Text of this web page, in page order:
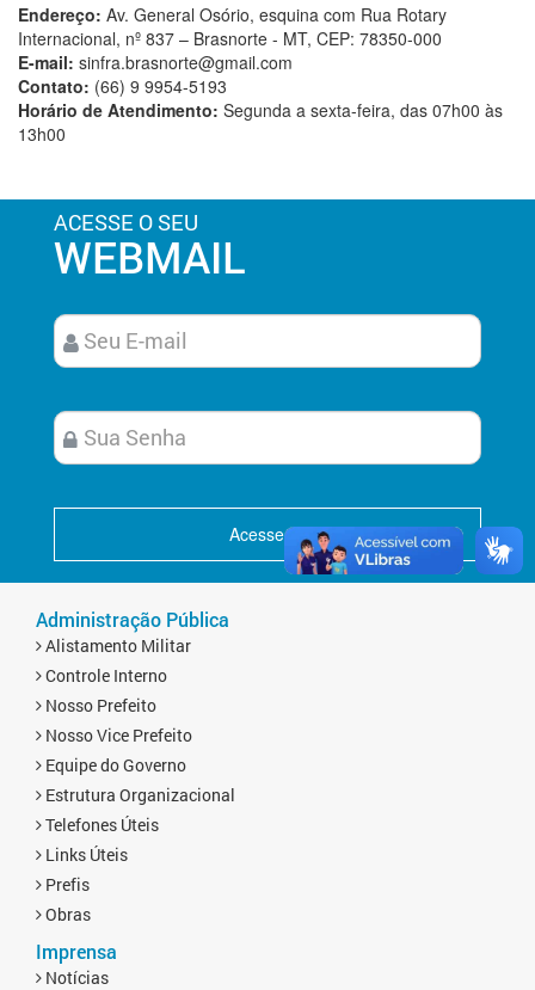
Endereço: Av. General Osório, esquina com Rua Rotary
Internacional, nº 837 – Brasnorte - MT, CEP: 78350-000
E-mail: sinfra.brasnorte@gmail.com
Contato: (66) 9 9954-5193
Horário de Atendimento: Segunda a sexta-feira, das 07h00 às
13h00
ACESSE O SEU
WEBMAIL
Acesse
Administração Pública
Alistamento Militar
Controle Interno
Nosso Prefeito
Nosso Vice Prefeito
Equipe do Governo
Estrutura Organizacional
Telefones Úteis
Links Úteis
Prefis
Obras
Imprensa
Notícias